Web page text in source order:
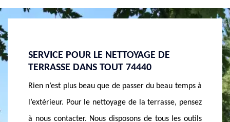
temps à
pensez
les outils
LE TARIF NETTOYAGE DE TERRASSE À
SOMMAND DE NOTRE SOCIÉTÉ
Le tarif de nettoyage de terrasse chez MASSON
Rénovation se calcule selon les matériaux, la
surface travaillée et les méthodes mises en œuvre.
LE